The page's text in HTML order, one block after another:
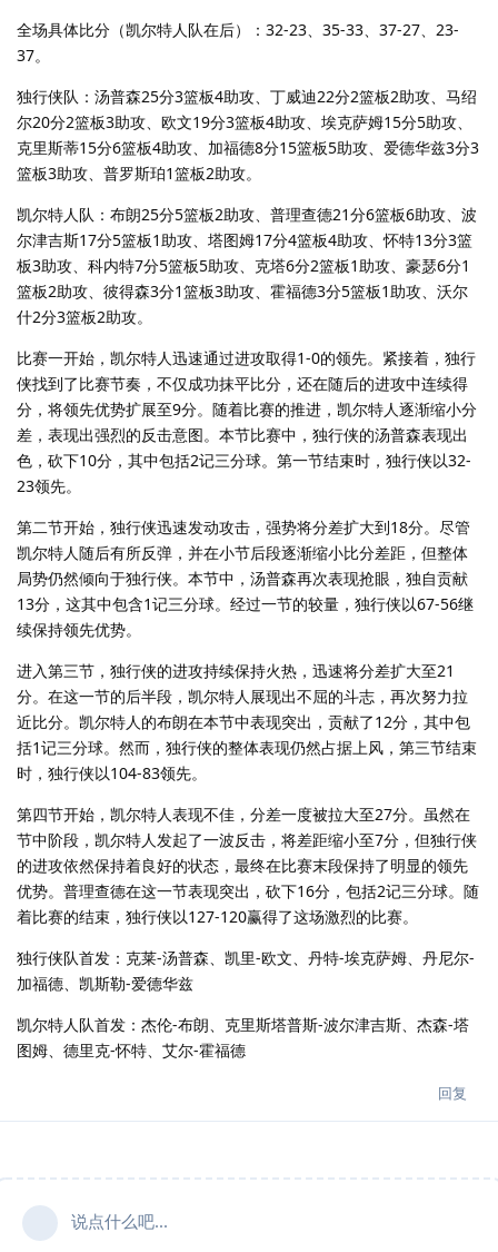
全场具体比分（凯尔特人队在后）：32-23、35-33、37-27、23-
37。
独行侠队：汤普森25分3篮板4助攻、丁威迪22分2篮板2助攻、马绍
尔20分2篮板3助攻、欧文19分3篮板4助攻、埃克萨姆15分5助攻、
克里斯蒂15分6篮板4助攻、加福德8分15篮板5助攻、爱德华兹3分3
篮板3助攻、普罗斯珀1篮板2助攻。
凯尔特人队：布朗25分5篮板2助攻、普理查德21分6篮板6助攻、波
尔津吉斯17分5篮板1助攻、塔图姆17分4篮板4助攻、怀特13分3篮
板3助攻、科内特7分5篮板5助攻、克塔6分2篮板1助攻、豪瑟6分1
篮板2助攻、彼得森3分1篮板3助攻、霍福德3分5篮板1助攻、沃尔
什2分3篮板2助攻。
比赛一开始，凯尔特人迅速通过进攻取得1-0的领先。紧接着，独行
侠找到了比赛节奏，不仅成功抹平比分，还在随后的进攻中连续得
分，将领先优势扩展至9分。随着比赛的推进，凯尔特人逐渐缩小分
差，表现出强烈的反击意图。本节比赛中，独行侠的汤普森表现出
色，砍下10分，其中包括2记三分球。第一节结束时，独行侠以32-
23领先。
第二节开始，独行侠迅速发动攻击，强势将分差扩大到18分。尽管
凯尔特人随后有所反弹，并在小节后段逐渐缩小比分差距，但整体
局势仍然倾向于独行侠。本节中，汤普森再次表现抢眼，独自贡献
13分，这其中包含1记三分球。经过一节的较量，独行侠以67-56继
续保持领先优势。
进入第三节，独行侠的进攻持续保持火热，迅速将分差扩大至21
分。在这一节的后半段，凯尔特人展现出不屈的斗志，再次努力拉
近比分。凯尔特人的布朗在本节中表现突出，贡献了12分，其中包
括1记三分球。然而，独行侠的整体表现仍然占据上风，第三节结束
时，独行侠以104-83领先。
第四节开始，凯尔特人表现不佳，分差一度被拉大至27分。虽然在
节中阶段，凯尔特人发起了一波反击，将差距缩小至7分，但独行侠
的进攻依然保持着良好的状态，最终在比赛末段保持了明显的领先
优势。普理查德在这一节表现突出，砍下16分，包括2记三分球。随
着比赛的结束，独行侠以127-120赢得了这场激烈的比赛。
独行侠队首发：克莱-汤普森、凯里-欧文、丹特-埃克萨姆、丹尼尔-
加福德、凯斯勒-爱德华兹
凯尔特人队首发：杰伦-布朗、克里斯塔普斯-波尔津吉斯、杰森-塔
图姆、德里克-怀特、艾尔-霍福德
回复
说点什么吧...